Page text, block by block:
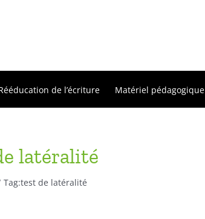
de l’écriture Matériel pédagogique
latéralité
Tag:test de latéralité